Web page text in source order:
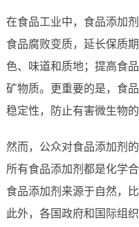
在食品工业中，食品添加
食品腐败变质，延长保质
色、味道和质地；提高食
矿物质。更重要的是，食
稳定性，防止有害微生物
然而，公众对食品添加剂
所有食品添加剂都是化学
食品添加剂来源于自然，
此外，各国政府和国际组